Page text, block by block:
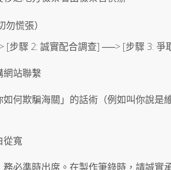
慌張）
[步驟 2: 誠實配合調查] ──> [步驟 3: 爭
網站聯繫
何欺騙海關」的話術（例如叫你說
從寬
必準時出席。在製作筆錄時，請誠